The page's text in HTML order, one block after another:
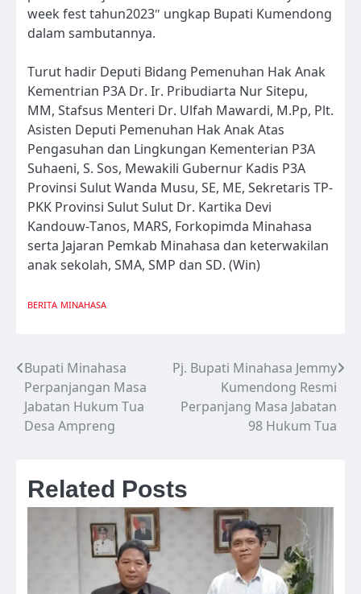
week fest tahun2023″ ungkap Bupati Kumendong
dalam sambutannya.
Turut hadir Deputi Bidang Pemenuhan Hak Anak
Kementrian P3A Dr. Ir. Pribudiarta Nur Sitepu,
MM, Stafsus Menteri Dr. Ulfah Mawardi, M.Pp, Plt.
Asisten Deputi Pemenuhan Hak Anak Atas
Pengasuhan dan Lingkungan Kementerian P3A
Suhaeni, S. Sos, Mewakili Gubernur Kadis P3A
Provinsi Sulut Wanda Musu, SE, ME, Sekretaris TP-
PKK Provinsi Sulut Sulut Dr. Kartika Devi
Kandouw-Tanos, MARS, Forkopimda Minahasa
serta Jajaran Pemkab Minahasa dan keterwakilan
anak sekolah, SMA, SMP dan SD. (Win)
BERITA MINAHASA
Navigasi
pos
Bupati Minahasa
Perpanjangan Masa
Jabatan Hukum Tua
Desa Ampreng
Pj. Bupati Minahasa Jemmy
Kumendong Resmi
Perpanjang Masa Jabatan
98 Hukum Tua
Related Posts